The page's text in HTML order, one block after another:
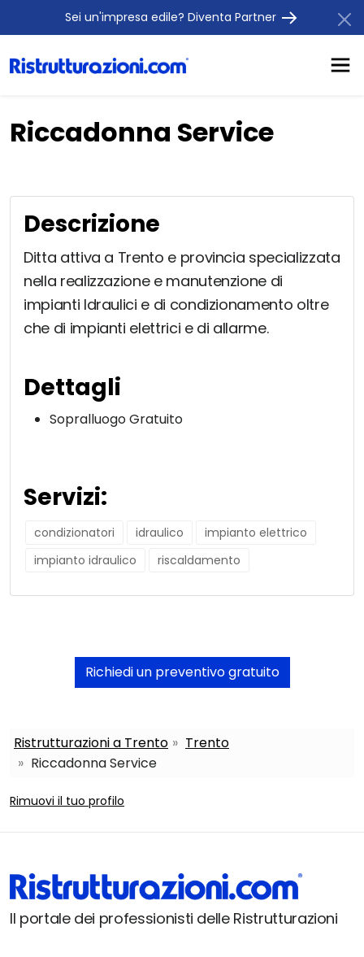
Sei un'impresa edile? Diventa Partner
Riccadonna Service
Descrizione
Ditta attiva a Trento e provincia specializzata
nella realizzazione e manutenzione di
impianti Idraulici e di condizionamento oltre
che di impianti elettrici e di allarme.
Dettagli
Sopralluogo Gratuito
Servizi:
condizionatori idraulico
impianto elettrico
impianto idraulico
riscaldamento
Richiedi un preventivo gratuito
Ristrutturazioni a Trento
Trento
Riccadonna Service
Rimuovi il tuo profilo
Il portale dei professionisti delle Ristrutturazioni